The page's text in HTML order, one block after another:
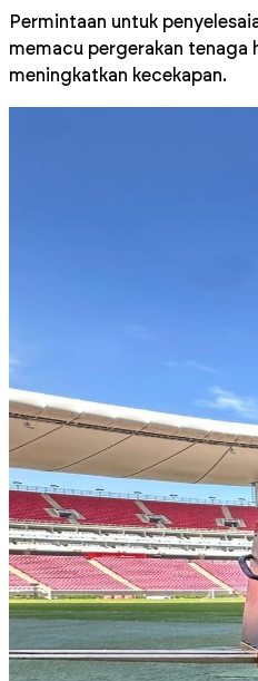
Permintaan untuk
memacu pergerakan tenaga
meningkatkan kecekapan.